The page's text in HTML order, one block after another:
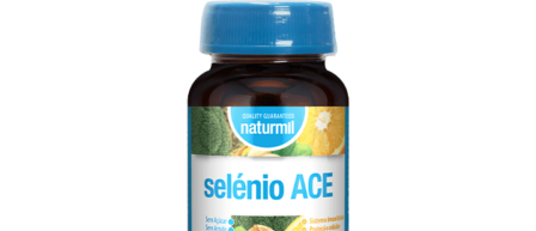
may
be
chosen
on
the
product
page